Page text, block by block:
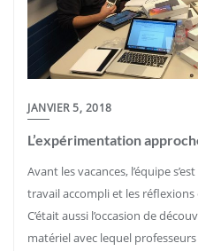
JANVIER 5, 2018
L’expérimentation
Avant les vacances, l’équipe
travail accompli et les
C’était aussi l’occasion de
matériel avec lequel